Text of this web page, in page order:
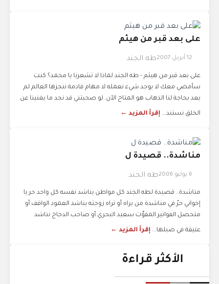
على بعد قبر من هيثم
12 أبريل 2007 طه الجند
على بعد قبر من هيثم - طه الجند لماذا لا تشعرنا يا محمد؟ كنت
سأمضي معك لا يوجد شيء نعمله لا مهام قادمة ننجزها العالم لم
يعد بحاجة لنا الذهاب هو المتاح الآن. لو صحبتني قد نجد ما يغنينا عن
الخلق نستند... إقرأ المزيد ←
مناشدة.. قصيدة ل
6 يوليو 2006 طه الجند
مناشدة.. قصيدة لطه الجند كل مواطن يناشد نفسه كل واحد حر يا
إخواني حرّ في مناشدة من يراه أو تراه زوجته يناشد العمود الواقف أو
متحصل الفواتير المقوِّت سعيد البحري أو صاحب الدجاج نناشد
عتيقة في صبلها... إقرأ المزيد ←
الأكثر قراءة